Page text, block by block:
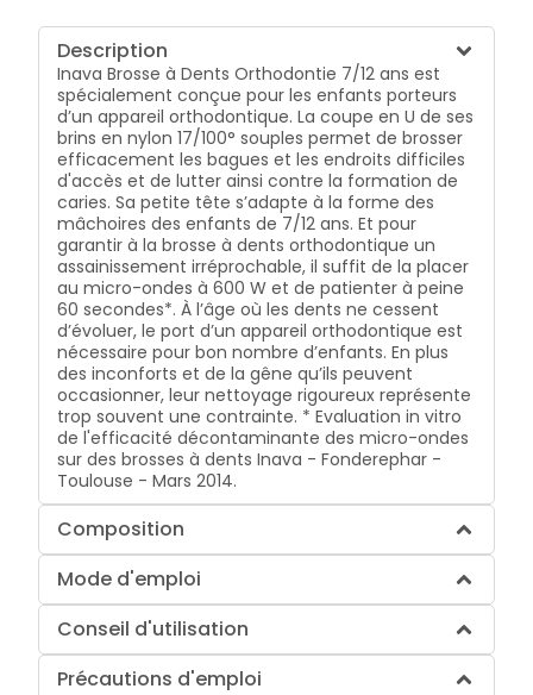
Description
Inava Brosse à Dents Orthodontie 7/12 ans est
spécialement conçue pour les enfants porteurs
d’un appareil orthodontique. La coupe en U de ses
brins en nylon 17/100° souples permet de brosser
efficacement les bagues et les endroits difficiles
d'accès et de lutter ainsi contre la formation de
caries. Sa petite tête s’adapte à la forme des
mâchoires des enfants de 7/12 ans. Et pour
garantir à la brosse à dents orthodontique un
assainissement irréprochable, il suffit de la placer
au micro-ondes à 600 W et de patienter à peine
60 secondes*. À l’âge où les dents ne cessent
d’évoluer, le port d’un appareil orthodontique est
nécessaire pour bon nombre d’enfants. En plus
des inconforts et de la gêne qu’ils peuvent
occasionner, leur nettoyage rigoureux représente
trop souvent une contrainte. * Evaluation in vitro
de l'efficacité décontaminante des micro-ondes
sur des brosses à dents Inava - Fonderephar -
Toulouse - Mars 2014.
Composition
Mode d'emploi
Conseil d'utilisation
Précautions d'emploi